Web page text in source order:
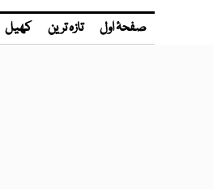
صفحۂ اول تازہ ترین کھیل